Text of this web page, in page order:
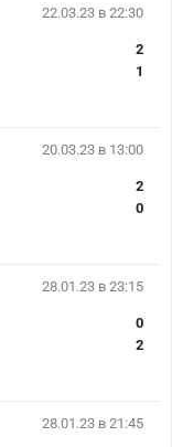
22.03.23 в 22:30
2
1
20.03.23 в 13:00
2
0
28.01.23 в 23:15
0
2
28.01.23 в 21:45